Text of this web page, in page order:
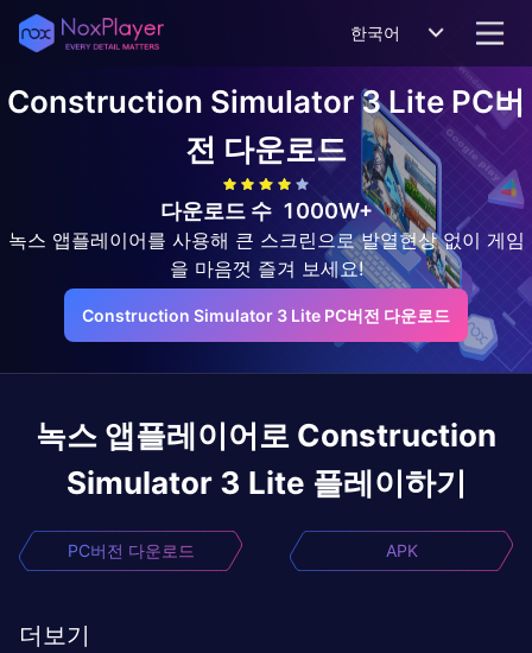
한국어
Construction Simulator 3 Lite PC버
전 다운로드
다운로드 수 1000W+
녹스 앱플레이어를 사용해 큰 스크린으로 발열현상 없이 게임
을 마음껏 즐겨 보세요!
Construction Simulator 3 Lite PC버전 다운로드
녹스 앱플레이어로 Construction
Simulator 3 Lite 플레이하기
PC버전 다운로드 APK
더보기